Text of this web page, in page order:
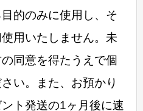
的のみに使用し、そ
用いたしません。未
同意を得たうえで個
い。また、お預かり
ト発送の1ヶ月後に速